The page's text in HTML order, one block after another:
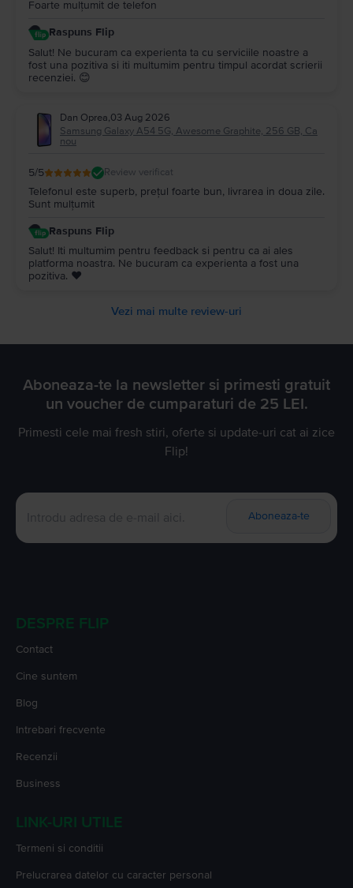
Foarte mulțumit de telefon
Raspuns Flip
Salut! Ne bucuram ca experienta ta cu serviciile noastre a
fost una pozitiva si iti multumim pentru timpul acordat scrierii
recenziei. 😊
Dan Oprea,03 Aug 2026
Samsung Galaxy A54 5G, Awesome Graphite, 256 GB, Ca
nou
5/5 Review verificat
Telefonul este superb, prețul foarte bun, livrarea in doua zile.
Sunt mulțumit
Raspuns Flip
Salut! Iti multumim pentru feedback si pentru ca ai ales
platforma noastra. Ne bucuram ca experienta a fost una
pozitiva. ❤️
Vezi mai multe review-uri
Aboneaza-te la newsletter si primesti gratuit
un voucher de cumparaturi de 25 LEI.
Primesti cele mai fresh stiri, oferte si update-uri cat ai zice
Flip!
Aboneaza-te
DESPRE FLIP
Contact
Cine suntem
Blog
Intrebari frecvente
Recenzii
Business
LINK-URI UTILE
Termeni si conditii
Prelucrarea datelor cu caracter personal